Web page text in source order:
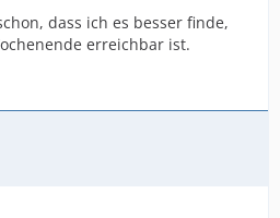
dass ich es besser finde,
erreichbar ist.